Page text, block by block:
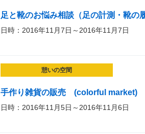
足と靴のお悩み相談（足の計測・靴の
日時：2016年11月7日～2016年11月7日
憩いの空間
手作り雑貨の販売 (colorful market)
日時：2016年11月5日～2016年11月6日